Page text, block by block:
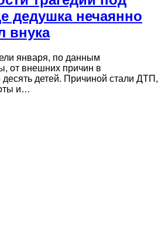
дедушка нечаянно
внука
января, по данным
от внешних причин в
десять детей. Причиной стали ДТП,
и…